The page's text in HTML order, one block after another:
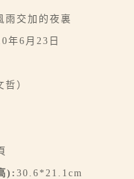
雨交加的夜裏
年6月23日
）
): 30.6*21.1cm